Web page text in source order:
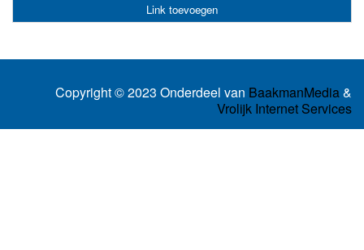
Link toevoegen
Copyright © 2023 Onderdeel van BaakmanMedia&
Vrolijk Internet Services